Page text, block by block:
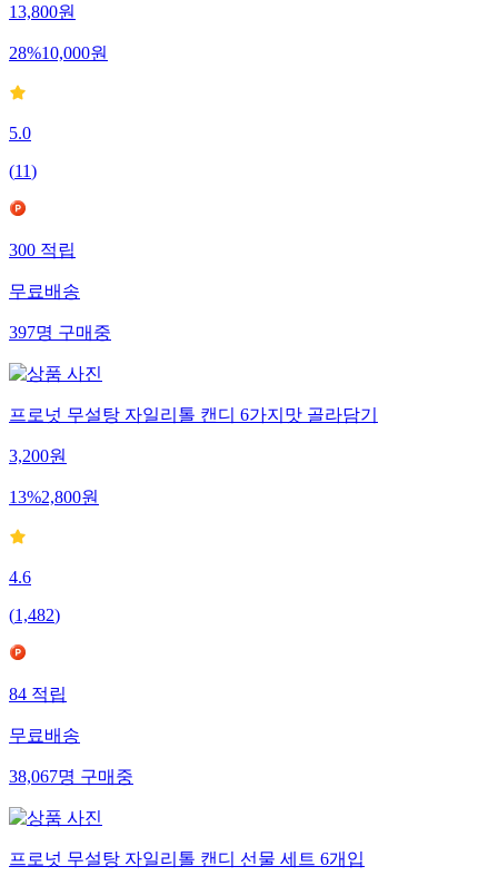
13,800원
28%10,000원
5.0
(11)
300적립
무료배송
397명구매중
프로넛 무설탕 자일리톨 캔디 6가지맛 골라담기
3,200원
13%2,800원
4.6
(1,482)
84적립
무료배송
38,067명구매중
프로넛 무설탕 자일리톨 캔디 선물 세트 6개입